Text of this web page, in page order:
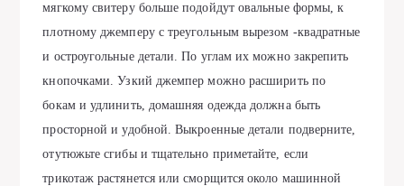
мягкому свитеру больше подойдут овальные формы, к
плотному джемперу с треугольным вырезом -квадратные
и остроугольные детали. По углам их можно закрепить
кнопочками. Узкий джемпер можно расширить по
бокам и удлинить, домашняя одежда должна быть
просторной и удобной. Выкроенные детали подверните,
отутюжьте сгибы и тщательно приметайте, если
трикотаж растянется или сморщится около машинной